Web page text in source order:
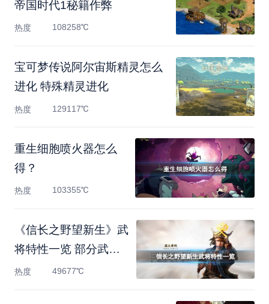
帝国时代1秘籍作弊
热度 108258℃
宝可梦传说阿尔宙斯精灵怎么
进化 特殊精灵进化
热度 129117℃
重生细胞喷火器怎么
得？
热度 103355℃
《信长之野望新生》武
将特性一览 部分武将
特性
热度 49677℃